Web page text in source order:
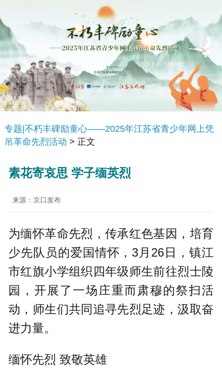
专题|不朽丰碑励童心——2025年江苏省青少年网上凭
吊革命先烈活动 > 正文
素花寄哀思 学子缅英烈
来源：京口发布
为缅怀革命先烈，传承红色基因，培育
少先队员的爱国情怀，3月26日，镇江
市红旗小学组织四年级师生前往烈士陵
园，开展了一场庄重而肃穆的祭扫活
动，师生们共同追寻先烈足迹，汲取奋
进力量。
缅怀先烈 致敬英雄